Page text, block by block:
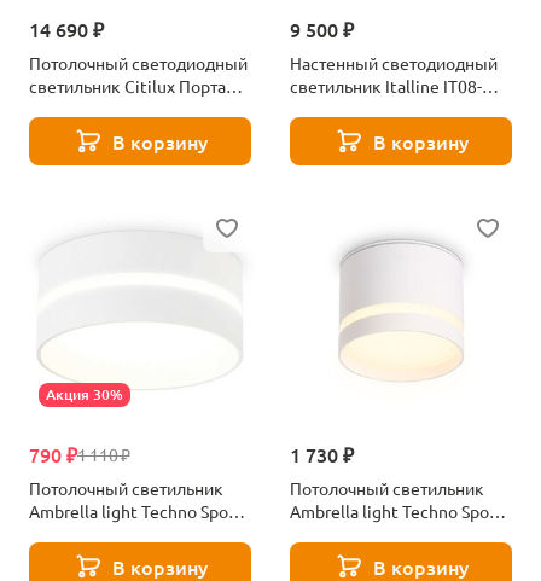
14 690 ₽
Потолочный светодиодный
светильник Citilux Портал
В корзину
9 500 ₽
Настенный светодиодный
светильник Italline IT08-
В корзину
Акция 30%
1 110 ₽
790 ₽
Потолочный светильник
Ambrella light Techno Spot
В корзину
1 730 ₽
Потолочный светильник
Ambrella light Techno Spot
В корзину